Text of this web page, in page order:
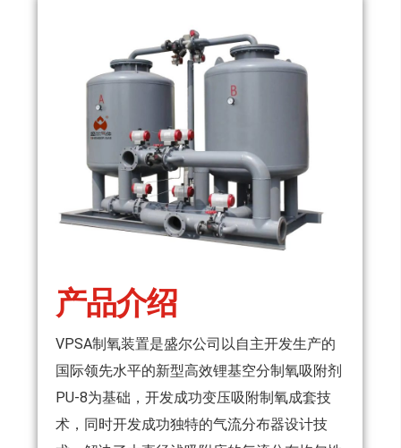
产品介绍
VPSA制氧装置是盛尔公司以自主开发生产的
国际领先水平的新型高效锂基空分制氧吸附剂
PU-8为基础，开发成功变压吸附制氧成套技
术，同时开发成功独特的气流分布器设计技